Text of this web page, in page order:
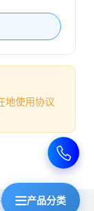
产品分类
地使用协议